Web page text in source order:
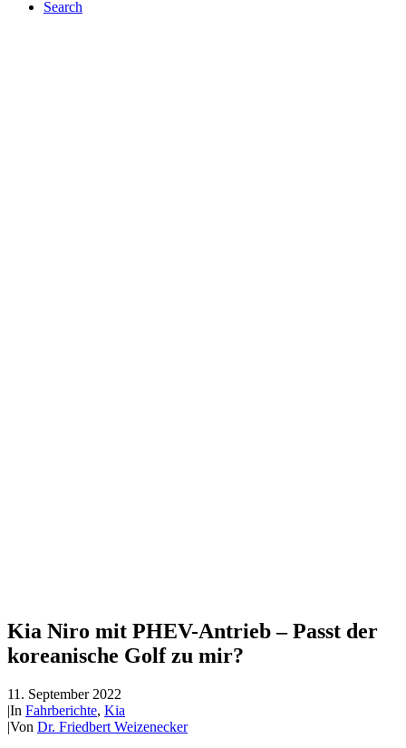
Search
Kia Niro mit PHEV-Antrieb – Passt der
koreanische Golf zu mir?
11. September 2022
|In Fahrberichte, Kia
|Von Dr. Friedbert Weizenecker